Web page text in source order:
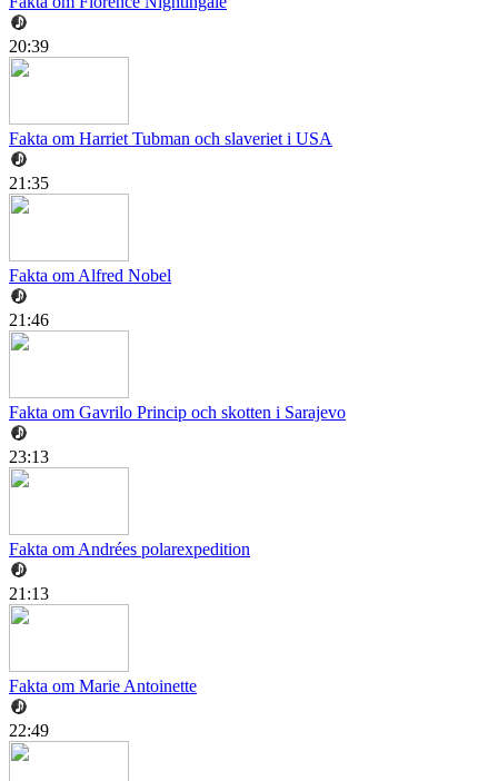
20:39
Fakta om Harriet Tubman och slaveriet i USA
21:35
Fakta om Alfred Nobel
21:46
Fakta om Gavrilo Princip och skotten i Sarajevo
23:13
Fakta om Andrées polarexpedition
21:13
Fakta om Marie Antoinette
22:49